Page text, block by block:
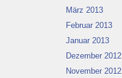
März 2013
Februar 2013
Januar 2013
Dezember 2012
November 2012